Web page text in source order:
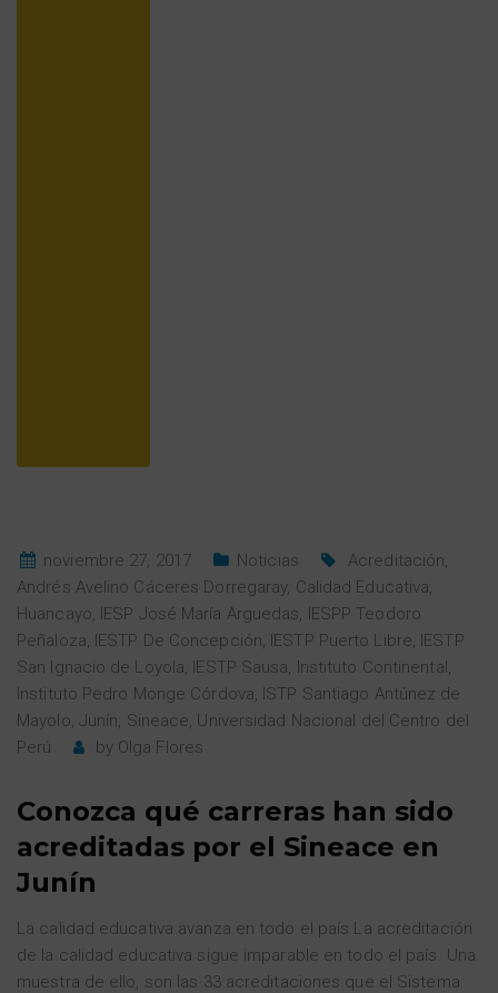
noviembre 27, 2017 Noticias Acreditación,
Andrés Avelino Cáceres Dorregaray, Calidad Educativa,
Huancayo, IESP José María Arguedas, IESPP Teodoro
Peñaloza, IESTP De Concepción, IESTP Puerto Libre, IESTP
San Ignacio de Loyola, IESTP Sausa, Instituto Continental,
Instituto Pedro Monge Córdova, ISTP Santiago Antúnez de
Mayolo, Junín, Sineace, Universidad Nacional del Centro del
Perú
by Olga Flores
Conozca qué carreras han sido
acreditadas por el Sineace en
Junín
La calidad educativa avanza en todo el país La acreditación
de la calidad educativa sigue imparable en todo el país. Una
muestra de ello, son las 33 acreditaciones que el Sistema